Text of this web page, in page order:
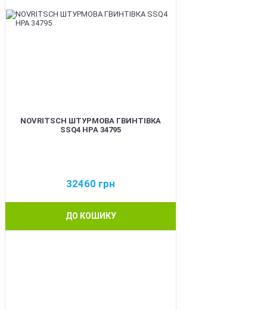
NOVRITSCH ШТУРМОВА ГВИНТІВКА
SSQ4 HPA 34795
32460 грн
ДО КОШИКУ